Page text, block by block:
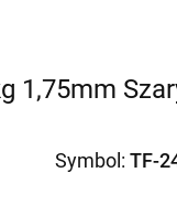
1,75mm
Symbol: TF-